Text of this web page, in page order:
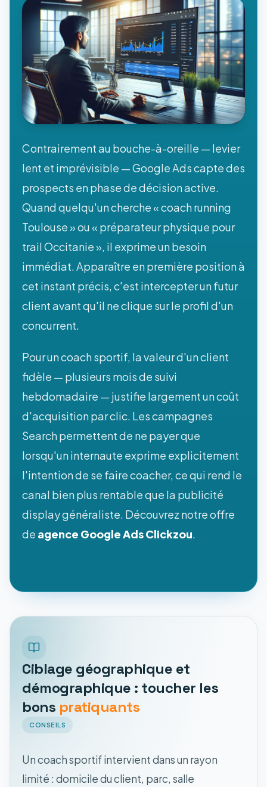
Contrairement au bouche-à-oreille — levier
lent et imprévisible — Google Ads capte des
prospects en phase de décision active.
Quand quelqu'un cherche « coach running
Toulouse » ou « préparateur physique pour
trail Occitanie », il exprime un besoin
immédiat. Apparaître en première position à
cet instant précis, c'est intercepter un futur
client avant qu'il ne clique sur le profil d'un
concurrent.
Pour un coach sportif, la valeur d'un client
fidèle — plusieurs mois de suivi
hebdomadaire — justifie largement un coût
d'acquisition par clic. Les campagnes
Search permettent de ne payer que
lorsqu'un internaute exprime explicitement
l'intention de se faire coacher, ce qui rend le
canal bien plus rentable que la publicité
display généraliste. Découvrez notre offre
de agence Google Ads Clickzou.
Ciblage géographique et
démographique : toucher les
bons pratiquants
CONSEILS
Un coach sportif intervient dans un rayon
limité : domicile du client, parc, salle